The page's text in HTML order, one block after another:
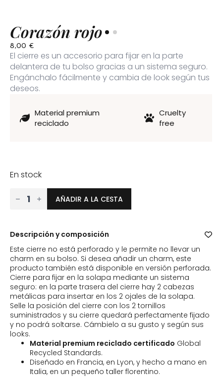
Corazón rojo
8,00 €
El cierre es un accesorio para fijar en la parte
delantera de tu bolso gracias a un sistema seguro.
Engánchalo fácilmente y cambia de look según tus
deseos.
Material premium
reciclado
Cruelty
free
En stock
cantidad
de
Corazón
AÑADIR A LA CESTA
Descripción y composición
Este cierre no está perforado y le permite no llevar un
charm en su bolso. Si desea añadir un charm, este
producto también está disponible en versión perforada.
Cierre para fijar en la solapa mediante un sistema
seguro: en la parte trasera del cierre hay 2 cabezas
metálicas para insertar en los 2 ojales de la solapa.
Selle la posición del cierre con los 2 tornillos
suministrados y su cierre quedará perfectamente fijado
y no podrá soltarse. Cámbielo a su gusto y según sus
looks.
Material premium reciclado certificado Global
Recycled Standards.
Diseñado en Francia, en Lyon, y hecho a mano en
Italia, en un pequeño taller florentino.